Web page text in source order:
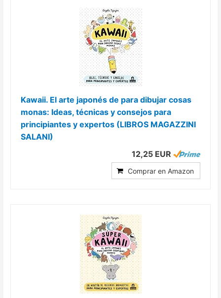
Kawaii. El arte japonés de para dibujar cosas
monas: Ideas, técnicas y consejos para
principiantes y expertos (LIBROS MAGAZZINI
SALANI)
12,25 EUR
Comprar en Amazon